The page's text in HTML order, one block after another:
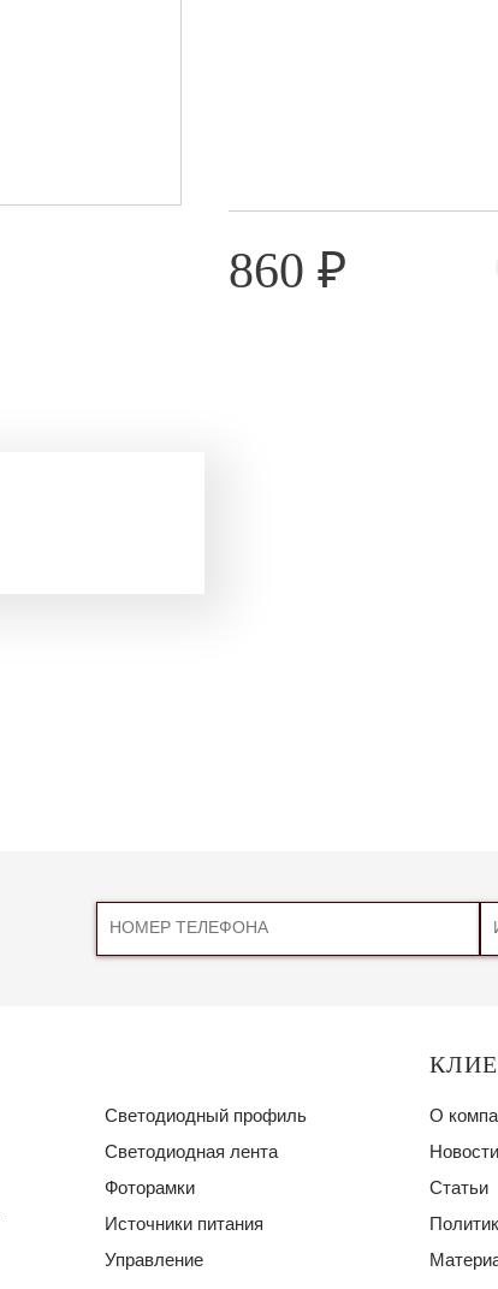
860 ₽
Светодиодный профиль
Светодиодная лента
Фоторамки
Источники питания
Управление
О
Статьи